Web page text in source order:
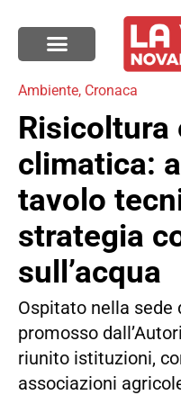
Ambiente, Cronaca
Risicoltura
climatica:
tavolo
strategia
sull’acqua
Ospitato nella sede
promosso
riunito istituzioni,
associazioni